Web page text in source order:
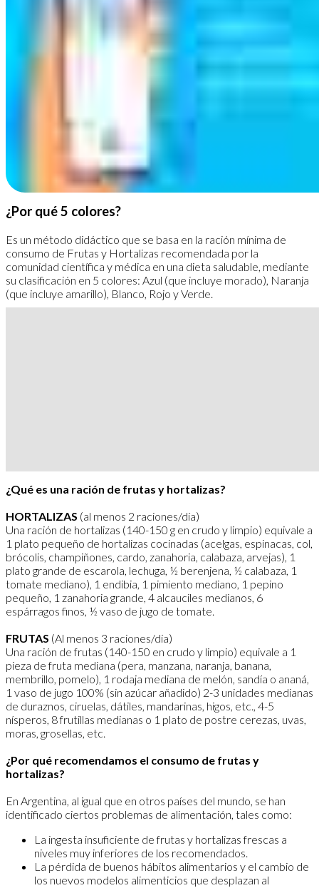
¿Por qué 5 colores?
Es un método didáctico que se basa en la ración mínima de
consumo de Frutas y Hortalizas recomendada por la
comunidad científica y médica en una dieta saludable, mediante
su clasificación en 5 colores: Azul (que incluye morado), Naranja
(que incluye amarillo), Blanco, Rojo y Verde.
¿Qué es una ración de frutas y hortalizas?
HORTALIZAS (al menos 2 raciones/día)
Una ración de hortalizas (140-150 g en crudo y limpio) equivale a
1 plato pequeño de hortalizas cocinadas (acelgas, espinacas, col,
brócolis, champiñones, cardo, zanahoria, calabaza, arvejas), 1
plato grande de escarola, lechuga, ½ berenjena, ½ calabaza, 1
tomate mediano), 1 endibia, 1 pimiento mediano, 1 pepino
pequeño, 1 zanahoria grande, 4 alcauciles medianos, 6
espárragos finos, ½ vaso de jugo de tomate.
FRUTAS (Al menos 3 raciones/día)
Una ración de frutas (140-150 en crudo y limpio) equivale a 1
pieza de fruta mediana (pera, manzana, naranja, banana,
membrillo, pomelo), 1 rodaja mediana de melón, sandía o ananá,
1 vaso de jugo 100% (sin azúcar añadido) 2-3 unidades medianas
de duraznos, ciruelas, dátiles, mandarinas, higos, etc., 4-5
nísperos, 8 frutillas medianas o 1 plato de postre cerezas, uvas,
moras, grosellas, etc.
¿Por qué recomendamos el consumo de frutas y
hortalizas?
En Argentina, al igual que en otros países del mundo, se han
identificado ciertos problemas de alimentación, tales como:
La ingesta insuficiente de frutas y hortalizas frescas a
niveles muy inferiores de los recomendados.
La pérdida de buenos hábitos alimentarios y el cambio de
los nuevos modelos alimenticios que desplazan al